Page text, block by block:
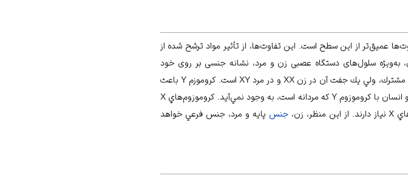
عمیق‌تر از این سطح است. این تفاوت‌ها، از تأثیر مواد ترشح شده از
سلول‌های دستگاه عصبی زن و مرد، نشانه جنسی بر روی خود
هر سلولی از 23 جفت كروموزم تشكيل شده است كه 22 جفت آن مشترك، ولي يك جفت آن در زن XX و در مرد XY است. كروموزم Y باعث
مي‌شود جنين پسر باشد. كروموزوم X عنصر اصلي موجوديت انسان است و انسان با كروموزوم Y كه مردانه است، به وجود نمي‌آيد. كروموزوم‌هاي X
جنس پايه و مرد، جنس فرعي خواهد